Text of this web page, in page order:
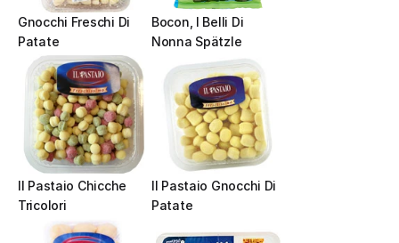
Gnocchi Freschi Di
Patate
Bocon, I Belli Di
Nonna Spätzle
Il Pastaio Chicche
Tricolori
Il Pastaio Gnocchi Di
Patate